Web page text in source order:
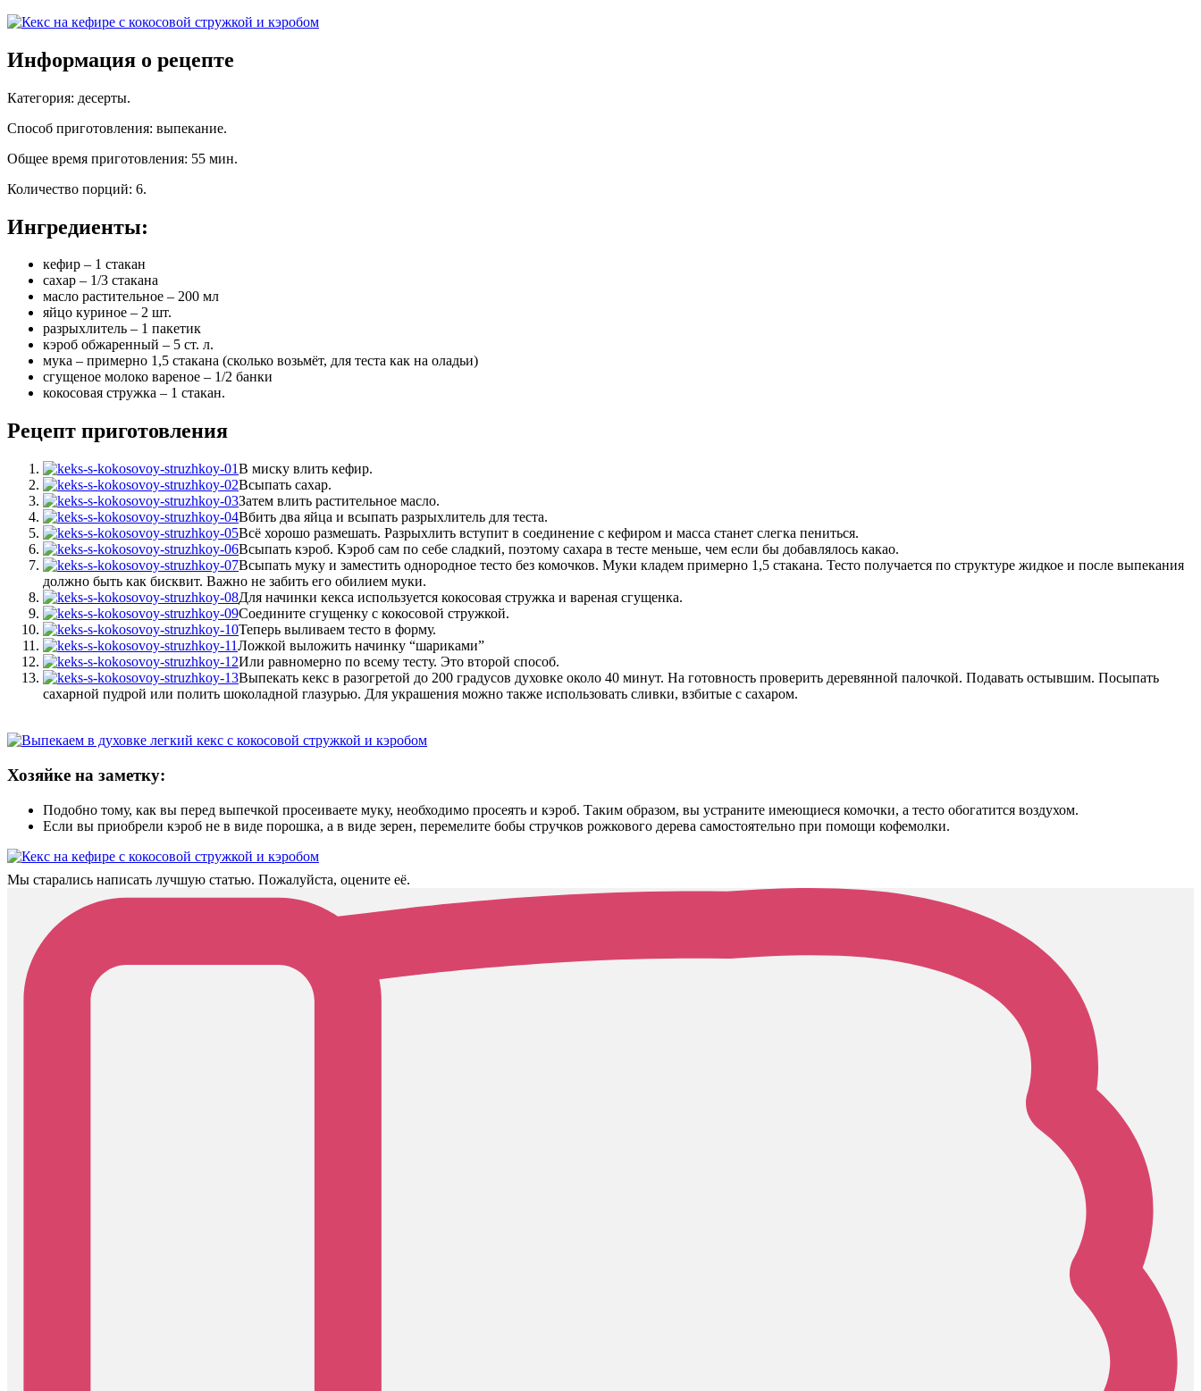
Информация о рецепте
Категория: десерты.
Способ приготовления: выпекание.
Общее время приготовления: 55 мин.
Количество порций: 6.
Ингредиенты:
кефир – 1 стакан
сахар – 1/3 стакана
масло растительное – 200 мл
яйцо куриное – 2 шт.
разрыхлитель – 1 пакетик
кэроб обжаренный – 5 ст. л.
мука – примерно 1,5 стакана (сколько возьмёт, для теста как на оладьи)
сгущеное молоко вареное – 1/2 банки
кокосовая стружка – 1 стакан.
Рецепт приготовления
В миску влить кефир.
Всыпать сахар.
Затем влить растительное масло.
Вбить два яйца и всыпать разрыхлитель для теста.
Всё хорошо размешать. Разрыхлить вступит в соединение с кефиром и масса станет слегка пениться.
Всыпать кэроб. Кэроб сам по себе сладкий, поэтому сахара в тесте меньше, чем если бы добавлялось какао.
Всыпать муку и заместить однородное тесто без комочков. Муки кладем примерно 1,5 стакана. Тесто получается по структуре жидкое и после выпекания
должно быть как бисквит. Важно не забить его обилием муки.
Для начинки кекса используется кокосовая стружка и вареная сгущенка.
Соедините сгущенку с кокосовой стружкой.
Теперь выливаем тесто в форму.
Ложкой выложить начинку “шариками”
Или равномерно по всему тесту. Это второй способ.
Выпекать кекс в разогретой до 200 градусов духовке около 40 минут. На готовность проверить деревянной палочкой. Подавать остывшим. Посыпать
сахарной пудрой или полить шоколадной глазурью. Для украшения можно также использовать сливки, взбитые с сахаром.
Хозяйке на заметку:
Подобно тому, как вы перед выпечкой просеиваете муку, необходимо просеять и кэроб. Таким образом, вы устраните имеющиеся комочки, а тесто обогатится воздухом.
Если вы приобрели кэроб не в виде порошка, а в виде зерен, перемелите бобы стручков рожкового дерева самостоятельно при помощи кофемолки.
Мы старались написать лучшую статью. Пожалуйста, оцените её.